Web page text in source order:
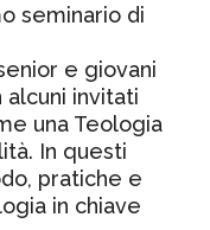
seminario di
e giovani
invitati
una Teologia
In questi
pratiche e
in chiave